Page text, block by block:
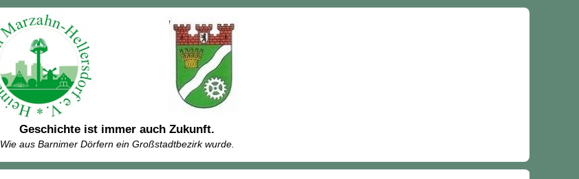
Geschichte ist immer auch Zukunft.
Wie aus Barnimer Dörfern ein Großstadtbezirk wurde.